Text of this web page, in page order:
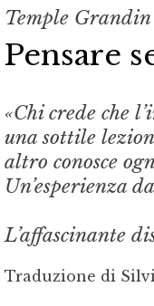
Temple
Pensare
«Chi crede che
una sottile
altro conosce
Un’esperienza
L’affascinante
Traduzione di